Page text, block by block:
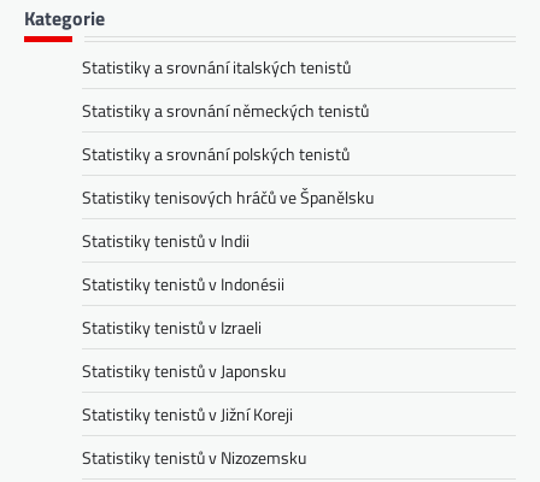
Kategorie
Statistiky a srovnání italských tenistů
Statistiky a srovnání německých tenistů
Statistiky a srovnání polských tenistů
Statistiky tenisových hráčů ve Španělsku
Statistiky tenistů v Indii
Statistiky tenistů v Indonésii
Statistiky tenistů v Izraeli
Statistiky tenistů v Japonsku
Statistiky tenistů v Jižní Koreji
Statistiky tenistů v Nizozemsku